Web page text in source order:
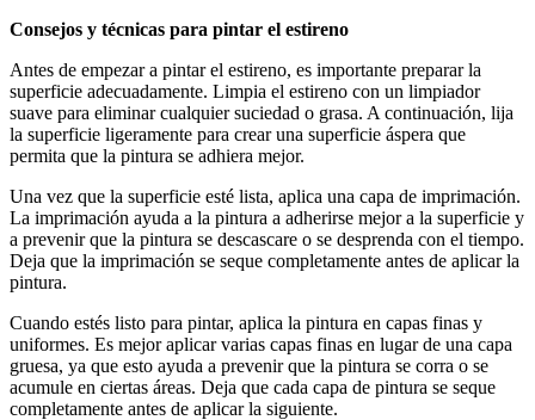
Consejos y técnicas para pintar el estireno
Antes de empezar a pintar el estireno, es importante preparar la
superficie adecuadamente. Limpia el estireno con un limpiador
suave para eliminar cualquier suciedad o grasa. A continuación, lija
la superficie ligeramente para crear una superficie áspera que
permita que la pintura se adhiera mejor.
Una vez que la superficie esté lista, aplica una capa de imprimación.
La imprimación ayuda a la pintura a adherirse mejor a la superficie y
a prevenir que la pintura se descascare o se desprenda con el tiempo.
Deja que la imprimación se seque completamente antes de aplicar la
pintura.
Cuando estés listo para pintar, aplica la pintura en capas finas y
uniformes. Es mejor aplicar varias capas finas en lugar de una capa
gruesa, ya que esto ayuda a prevenir que la pintura se corra o se
acumule en ciertas áreas. Deja que cada capa de pintura se seque
completamente antes de aplicar la siguiente.